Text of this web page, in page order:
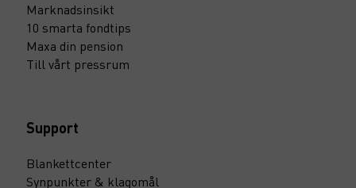
Marknadsinsikt
10 smarta fondtips
Maxa din pension
Till vårt pressrum
Support
Blankettcenter
Synpunkter & klagomål